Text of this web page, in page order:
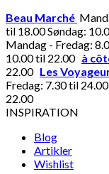
Beau Marché
til 18.00 Søndag:
Mandag - Fredag:
10.00 til 22.00 à
22.00 Les
Fredag: 7.30 til
22.00
INSPIRATION
Blog
Artikler
Wishlist